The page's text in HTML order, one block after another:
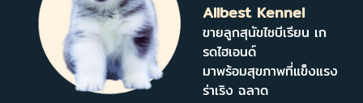
Allbest Kennel
ขายลูกสุนัขไซบีเรียน เก
รดไฮเอนด์
มาพร้อมสุขภาพที่แข็งแรง
ร่าเริง ฉลาด